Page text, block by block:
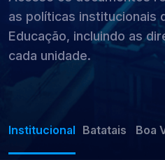
as políticas institucionais
Educação, incluindo as
cada unidade.
Institucional Batatais Boa